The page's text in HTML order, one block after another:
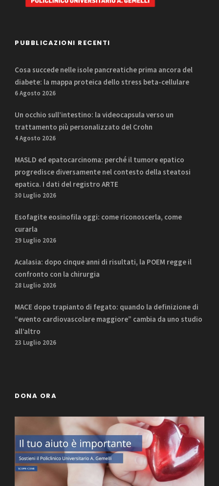
PUBBLICAZIONI RECENTI
Cosa succede nelle isole pancreatiche prima ancora del
diabete: la mappa proteica dello stress beta-cellulare
6 Agosto 2026
Un occhio sull’intestino: la videocapsula verso un
trattamento più personalizzato del Crohn
4 Agosto 2026
MASLD ed epatocarcinoma: perché il tumore epatico
progredisce diversamente nel contesto della steatosi
epatica. I dati del registro ARTE
30 Luglio 2026
Esofagite eosinofila oggi: come riconoscerla, come
curarla
29 Luglio 2026
Acalasia: dopo cinque anni di risultati, la POEM regge il
confronto con la chirurgia
28 Luglio 2026
MACE dopo trapianto di fegato: quando la definizione di
“evento cardiovascolare maggiore” cambia da uno studio
all’altro
23 Luglio 2026
DONA ORA